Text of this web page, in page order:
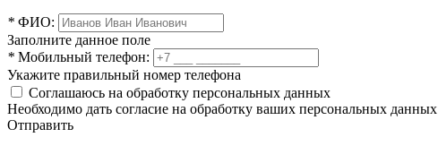
* ФИО:
Заполните данное поле
* Мобильный телефон:
Укажите правильный номер телефона
Соглашаюсь на обработку персональных данных
Необходимо дать согласие на обработку ваших персональных данных
Отправить